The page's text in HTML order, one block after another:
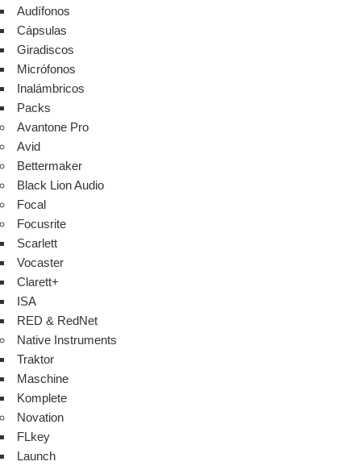
Audífonos
Cápsulas
Giradiscos
Micrófonos
Inalámbricos
Packs
Avantone Pro
Avid
Bettermaker
Black Lion Audio
Focal
Focusrite
Scarlett
Vocaster
Clarett+
ISA
RED & RedNet
Native Instruments
Traktor
Maschine
Komplete
Novation
FLkey
Launch